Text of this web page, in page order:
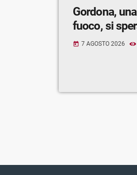
Gordona,
fuoco, si
today 7 AGOSTO 2026